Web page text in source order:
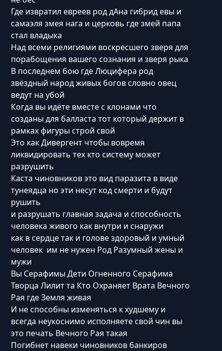
Где извратил евреев род дАна гибрид евы и
самаэля змея нага и церковь где змей папа
стал владыка
Над всеми религиями воскресшего зверя для
порабощения вашего сознания и зверя рыка
В последнем бою где Люцифера род
звёздный народ живых богов словно овец
ведут на убой
Когда вы идёте вместе с клонами что
созданы для балласта тот который держит в
рамках фигуры строй свой
Это как Дивергент чтобы вовремя
ликвидировать тех кто систему может
разрушить
Каста чиновников это вид паразита в виде
тунеядца но эти несут код смерти и будут
рушить
и разрушать главная задача и способность
человека живого как внутри и снаружи
как в сердце так и голове здоровый и умный
человек им не нужен Род Разумный жены и
мужи
Вы Серафимы Дети Огненного Серафима
Творца Лилит та Кто Охраняет Врата Вечного
Рая где Земля живая
И не способны изменяться к худшему и
всегда неукоснимо исполняете свой чин вы
это печать Вечного Рая такая
Погибнет навеки чиновников банкиров